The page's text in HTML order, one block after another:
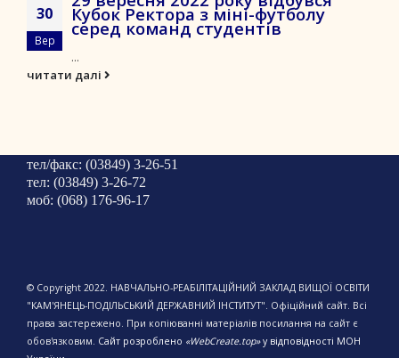
30
Вер
Кубок Ректора з міні-футболу
серед команд студентів
...
читати далі
тел/факс: (03849) 3-26-51
тел: (03849) 3-26-72
моб: (068) 176-96-17
© Copyright 2022. НАВЧАЛЬНО-РЕАБІЛІТАЦІЙНИЙ ЗАКЛАД ВИЩОЇ ОСВІТИ
"КАМ'ЯНЕЦЬ-ПОДІЛЬСЬКИЙ ДЕРЖАВНИЙ ІНСТИТУТ". Офіційний сайт. Всі
права застережено. При копіюванні матеріалів посилання на сайт є
обов'язковим. Сайт розроблено «WebCreate.top»у відповідності МОН